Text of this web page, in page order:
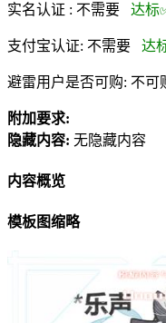
实名认证 : 不需要 达标
支付宝认证: 不需要 达
避雷用户是否可购: 不可
附加要求:
隐藏内容: 无隐藏内容
内容概览
模板图缩略